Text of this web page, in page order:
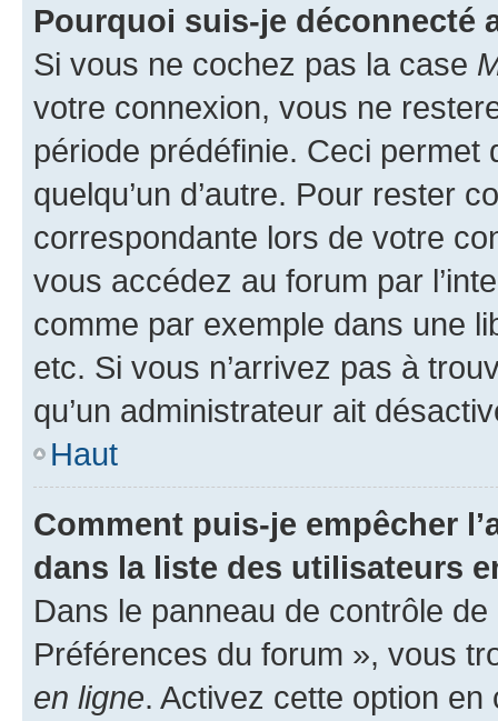
Pourquoi suis-je déconnecté
Si vous ne cochez pas la case
votre connexion, vous ne
période prédéfinie. Ceci permet
quelqu’un d’autre. Pour rester
correspondante lors de votre
vous accédez au forum par
comme par exemple dans une
etc. Si vous n’arrivez pas à
qu’un administrateur ait
Haut
Comment puis-je empêcher
dans la liste des utilisateurs
Dans le panneau de contrôle
Préférences du forum », vous
en ligne. Activez cette option